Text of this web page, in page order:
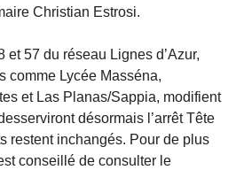
Christian Estrosi.
et 57 du réseau Lignes d’Azur,
comme Lycée Masséna,
et Las Planas/Sappia, modifient
désormais l’arrêt Tête
restent inchangés. Pour de plus
conseillé de consulter le